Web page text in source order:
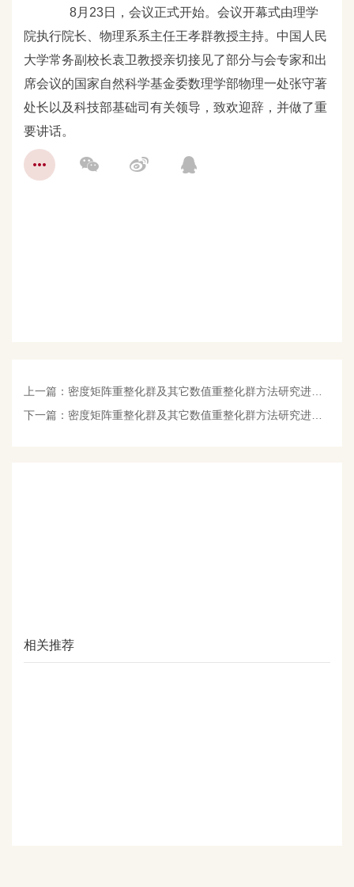
8月23日，会议正式开始。会议开幕式由理学
院执行院长、物理系系主任王孝群教授主持。中国人民
大学常务副校长袁卫教授亲切接见了部分与会专家和出
席会议的国家自然科学基金委数理学部物理一处张守著
处长以及科技部基础司有关领导，致欢迎辞，并做了重
要讲话。
上一篇： 密度矩阵重整化群及其它数值重整化群方法研究进展国际研讨会在中国人民大学举行
下一篇： 密度矩阵重整化群及其它数值重整化群方法研究进展国际研讨会在中国人民大学举行
相关推荐